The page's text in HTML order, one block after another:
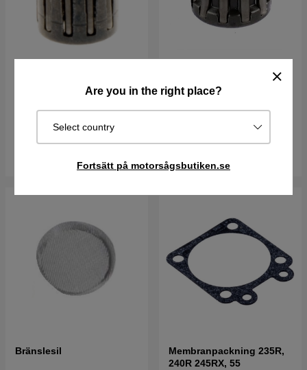
Are you in the right place?
Select country
Fortsätt på motorsågsbutiken.se
340, 345, 350 5014516-01
130 kr
137 kr 137 kr
Bränslesil
Membranpackning 235R,
240R 245RX, 55